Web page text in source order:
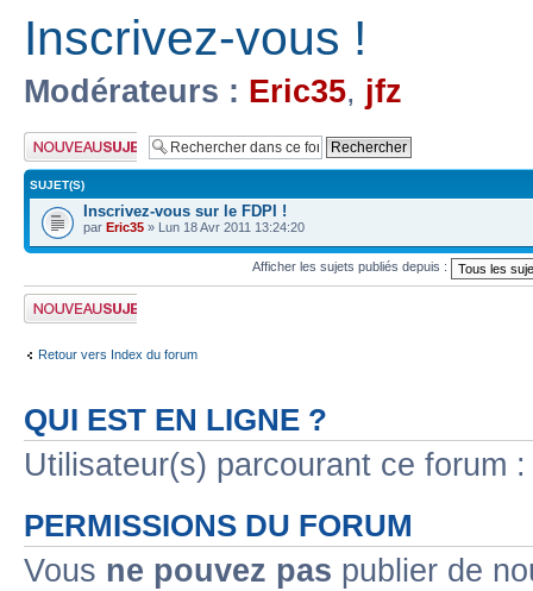
Inscrivez-vous !
Modérateurs : Eric35, jfz
Publier un nouveau
sujet
SUJET(S)
Inscrivez-vous sur le FDPI !
par Eric35 » Lun 18 Avr 2011 13:24:20
Afficher les sujets publiés depuis :
Publier un nouveau
sujet
Retour vers Index du forum
QUI EST EN LIGNE ?
Utilisateur(s) parcourant ce forum
PERMISSIONS DU FORUM
Vous ne pouvez pas publier de